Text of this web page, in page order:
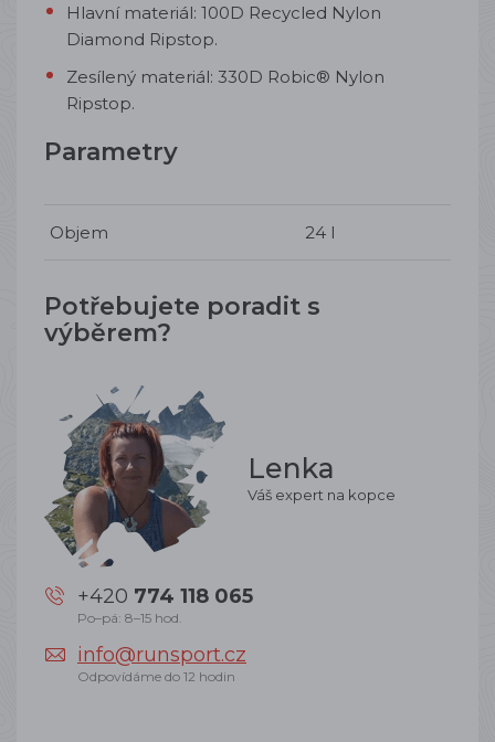
Hlavní materiál: 100D Recycled Nylon
Diamond Ripstop.
Zesílený materiál: 330D Robic® Nylon
Ripstop.
Parametry
Objem 24 l
Potřebujete poradit s
výběrem?
Lenka
Váš expert na kopce
+420 774 118 065
Po–pá: 8–15 hod.
info@runsport.cz
Odpovídáme do 12 hodin